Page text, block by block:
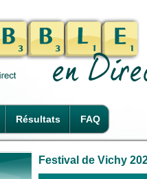
Résultats FAQ
Festival de Vichy